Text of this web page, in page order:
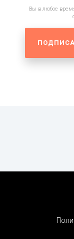
Вы в любое